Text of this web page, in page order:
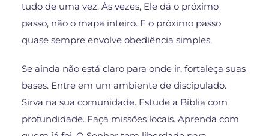
tudo de uma vez. Às vezes, Ele dá o próximo
passo, não o mapa inteiro. E o próximo passo
quase sempre envolve obediência simples.
Se ainda não está claro para onde ir, fortaleça suas
bases. Entre em um ambiente de discipulado.
Sirva na sua comunidade. Estude a Bíblia com
profundidade. Faça missões locais. Aprenda com